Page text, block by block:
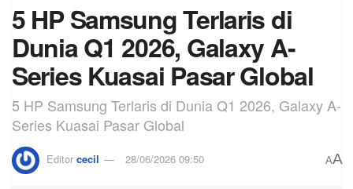
5 HP Samsung Terlaris di
Dunia Q1 2026, Galaxy A-
Series Kuasai Pasar Global
5 HP Samsung Terlaris di Dunia Q1 2026, Galaxy A-
Series Kuasai Pasar Global
Editor cecil 28/06/2026 09:50 AA